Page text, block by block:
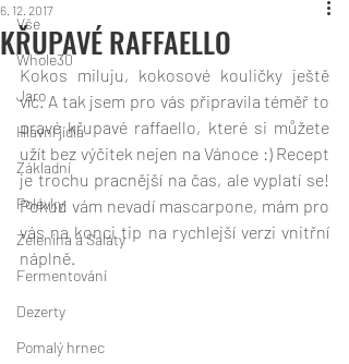
Vše
Whole30
Jaro
Hlavní jídla
Základní
Polévky
Zelenina a Saláty
Fermentování
Dezerty
Pomalý hrnec
KŘUPAVÉ RAFFAELLO
6. 12. 2017
Kokos miluju, kokosové kouličky ještě
víc. A tak jsem pro vás připravila téměř to
pravé křupavé raffaello, které si můžete
užít bez výčitek nejen na Vánoce :) Recept
je trochu pracnější na čas, ale vyplatí se!
Pokud vám nevadí mascarpone, mám pro
vás na konci tip na rychlejší verzi vnitřní
náplně.